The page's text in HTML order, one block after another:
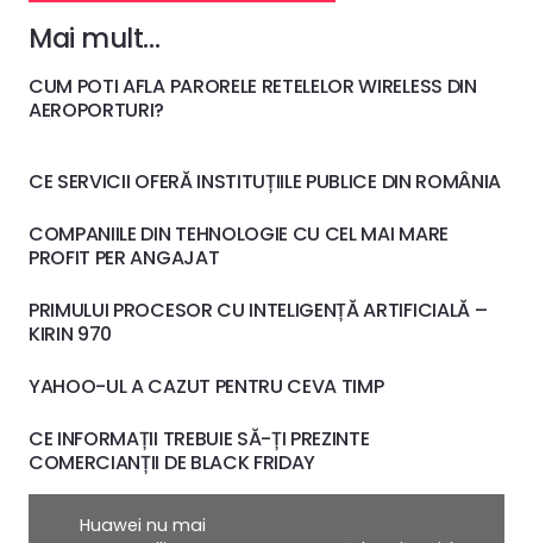
Mai mult…
CUM POTI AFLA PARORELE RETELELOR WIRELESS DIN
AEROPORTURI?
CE SERVICII OFERĂ INSTITUȚIILE PUBLICE DIN ROMÂNIA
COMPANIILE DIN TEHNOLOGIE CU CEL MAI MARE
PROFIT PER ANGAJAT
PRIMULUI PROCESOR CU INTELIGENȚĂ ARTIFICIALĂ –
KIRIN 970
YAHOO-UL A CAZUT PENTRU CEVA TIMP
CE INFORMAȚII TREBUIE SĂ-ȚI PREZINTE
COMERCIANȚII DE BLACK FRIDAY
Huawei nu mai